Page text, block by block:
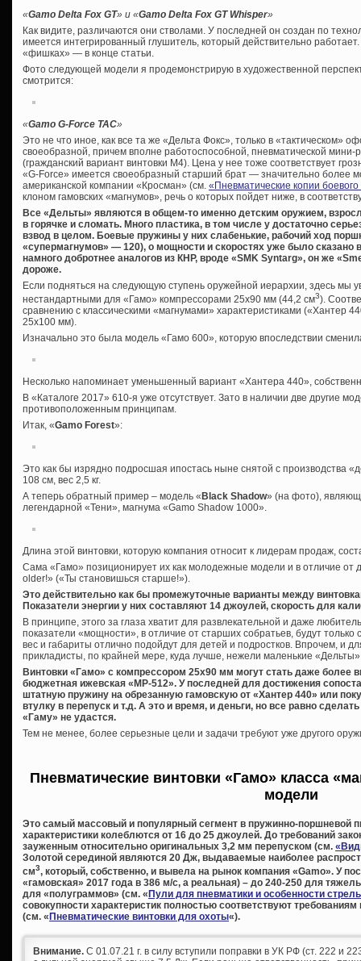
«Gamo Delta Fox GT» и «Gamo Delta Fox GT Whisper»
Как видите, различаются они стволами. У последней он создан по
имеется интегрированный глушитель, который действительно
«фишках» — в конце статьи.
Фото следующей модели я продемонстрирую в художественной
смотрится:
«Gamo G-Force TAC»
Это не что иное, как все та же «Дельта Фокс», только в «тактическом»
своеобразной, причем вполне работоспособной, пневматической мини-
(гражданский вариант винтовки М4). Цена у нее тоже соответствует
«G-Force» имеется своеобразный старший брат — значительно более
американской компании «Кросман» (см. «Пневматические копии
клоном гамовских «магнумов», речь о которых пойдет ниже, в
Все «Дельты» являются в общем-то именно детским оружием,
в горячке и сломать. Много пластика, в том числе у достаточно
взвод в целом. Боевые пружины у них слабенькие, рабочий ход
«супермагнумов» — 120), о мощности и скоростях уже было
намного добротнее аналогов из КНР, вроде «SMK Syntarg», он же «
дороже.
Если подняться на следующую ступень оружейной иерархии, здесь мы
нестандартными для «Гамо» компрессорами 25х90 мм (44,2 см3).
сравнению с классическими «магнумами» характеристиками («Хантер
25х100 мм).
Изначально это была модель «Гамо 600», которую впоследствии
Несколько напоминает уменьшенный вариант «Хантера 440»,
В «Каталоге 2017» 610-я уже отсутствует. Зато в наличии две другие
противоположенным принципам.
Итак, «Gamo Forest»:
Это как бы изрядно подросшая ипостась ныне снятой с производства
108 см, вес 2,5 кг.
А теперь обратный пример – модель « Black Shadow» (на фото),
легендарной «Тени», магнума «Gamo Shadow 1000».
Длина этой винтовки, которую компания относит к лидерам продаж,
Сама «Гамо» позиционирует их как молодежные модели и в отличие от
older!» («Ты становишься старше!»).
Это действительно как бы промежуточные варианты между
Показатели энергии у них составляют 14 джоулей, скорость для
В принципе, этого за глаза хватит для развлекательной и даже
показатели «мощности», в отличие от старших собратьев, будут
вес и габариты отлично подойдут для детей и подростков. Впрочем, и
прикладисты, по крайней мере, куда лучше, нежели маленькие
Винтовки «Гамо» с компрессором 25х90 мм могут стать даже более
бюджетная ижевская «МР-512». У последней для достижения
штатную пружину на обрезанную гамовскую от «Хантер 440» или
втулку в перепуск и т.д. А это и время, и деньги, но все равно
«Гаму» не удастся.
Тем не менее, более серьезные цели и задачи требуют уже другого
Пневматические винтовки «Гамо» класса
модели
Это самый массовый и популярный сегмент в пружинно-поршневой
характеристики колеблются от 16 до 25 джоулей. До требований
зауженным относительно оригинальных 3,2 мм перепуском (см.
Золотой серединой являются 20 Дж, выдаваемые наиболее
см3, который, собственно, и вывела на рынок компания «Gamo». У
«гамовская» 2017 года в 386 м/с, а реальная) – до 240-250 для
для «полуграммов» (см. « Пули для пневматики и особенности
совокупности характеристик полностью соответствуют
(см. « Пневматические винтовки для охоты«).
Внимание. С 01.07.21 г. в силу вступили поправки в УК РФ (ст. 222 и